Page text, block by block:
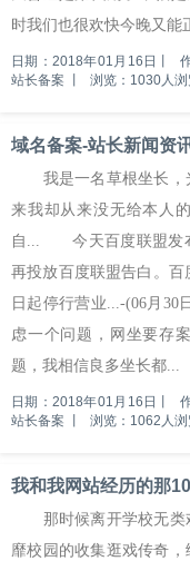
时我们也很欢快今晚又能
日期：2018年01月16日
站长备案
浏览：1030人浏
域名备案-站长新闻资
我是一名草根坐长，
来我却从来没无给本人
自... 今天百度联盟发布
再投放百度联盟告白。百
日起停行营业...-(06月
虑一个问题，网坐要存
题，我相信良多坐长都...
日期：2018年01月16日
站长备案
浏览：1062人浏
我和我网站经历的那
那时候离开学校无类
靡校园的收集逛戏传奇